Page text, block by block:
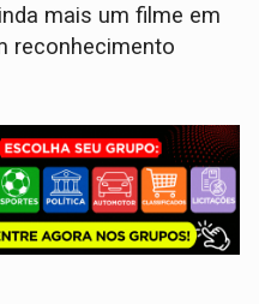
mais um filme em
reconhecimento